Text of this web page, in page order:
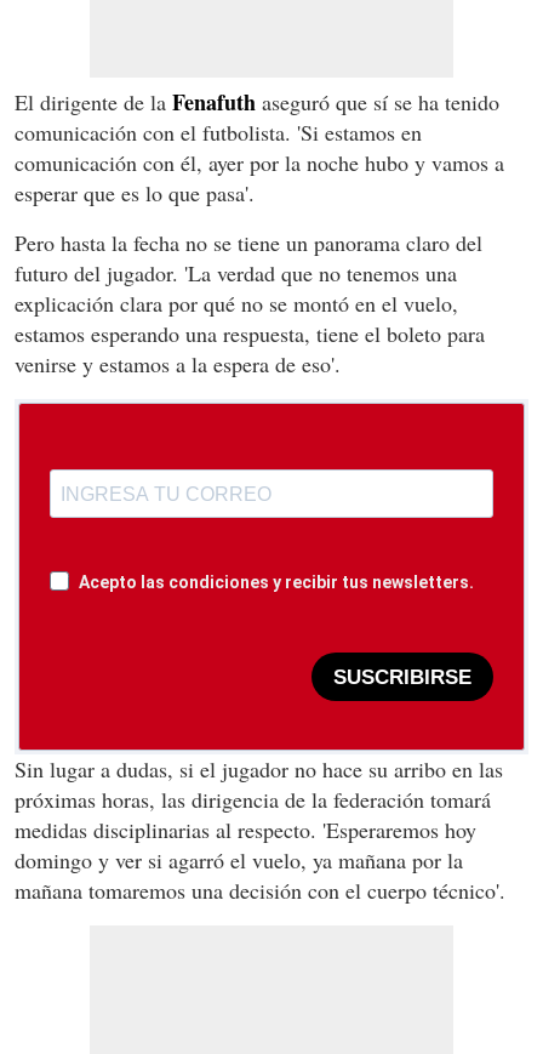
El dirigente de la Fenafuth aseguró que sí se ha tenido
comunicación con el futbolista. 'Si estamos en
comunicación con él, ayer por la noche hubo y vamos a
esperar que es lo que pasa'.
Pero hasta la fecha no se tiene un panorama claro del
futuro del jugador. 'La verdad que no tenemos una
explicación clara por qué no se montó en el vuelo,
estamos esperando una respuesta, tiene el boleto para
venirse y estamos a la espera de eso'.
Acepto las condiciones y recibir tus newsletters.
SUSCRIBIRSE
Sin lugar a dudas, si el jugador no hace su arribo en las
próximas horas, las dirigencia de la federación tomará
medidas disciplinarias al respecto. 'Esperaremos hoy
domingo y ver si agarró el vuelo, ya mañana por la
mañana tomaremos una decisión con el cuerpo técnico'.